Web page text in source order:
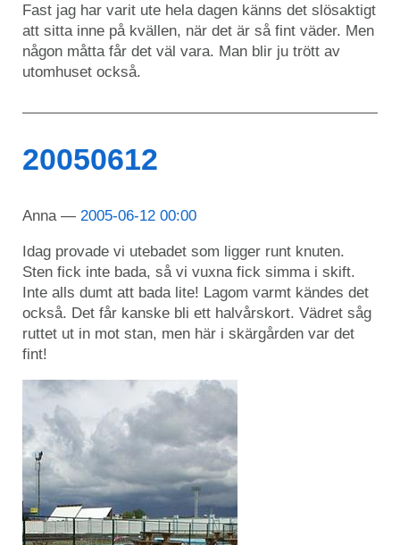
Fast jag har varit ute hela dagen känns det slösaktigt
att sitta inne på kvällen, när det är så fint väder. Men
någon måtta får det väl vara. Man blir ju trött av
utomhuset också.
20050612
Anna 2005-06-12 00:00
Idag provade vi utebadet som ligger runt knuten.
Sten fick inte bada, så vi vuxna fick simma i skift.
Inte alls dumt att bada lite! Lagom varmt kändes det
också. Det får kanske bli ett halvårskort. Vädret såg
ruttet ut in mot stan, men här i skärgården var det
fint!